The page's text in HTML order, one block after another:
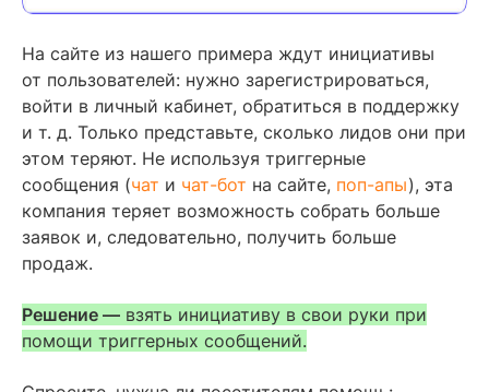
На сайте из нашего примера ждут инициативы
от пользователей: нужно зарегистрироваться,
войти в личный кабинет, обратиться в поддержку
и т. д. Только представьте, сколько лидов они при
этом теряют. Не используя триггерные
сообщения (чат и чат-бот на сайте, поп-апы), эта
компания теряет возможность собрать больше
заявок и, следовательно, получить больше
продаж.
Решение — взять инициативу в свои руки при
помощи триггерных сообщений.